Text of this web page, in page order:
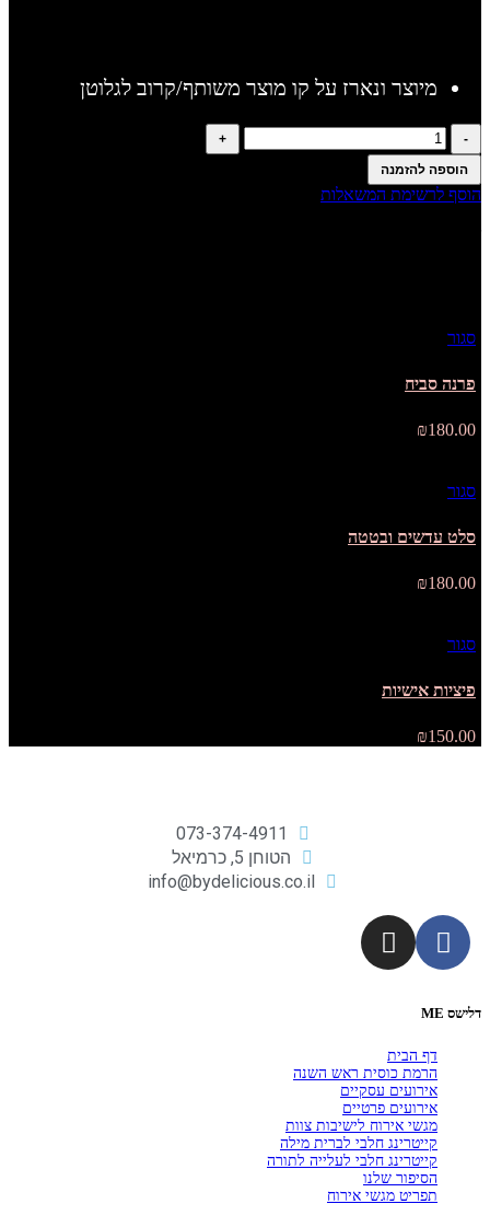
מיוצר ונארז על קו מוצר משותף/קרוב לגלוטן
הוספה להזמנה
הוסף לרשימת המשאלות
סגור
פרנה סביח
₪180.00
סגור
סלט עדשים ובטטה
₪180.00
סגור
פיציות אישיות
₪150.00
073-374-4911
הטוחן 5, כרמיאל
info@bydelicious.co.il
דלישס ME
דף הבית
הרמת כוסית ראש השנה
אירועים עסקיים
אירועים פרטיים
מגשי אירוח לישיבות צוות
קייטרינג חלבי לברית מילה
קייטרינג חלבי לעלייה לתורה
הסיפור שלנו
תפריט מגשי אירוח